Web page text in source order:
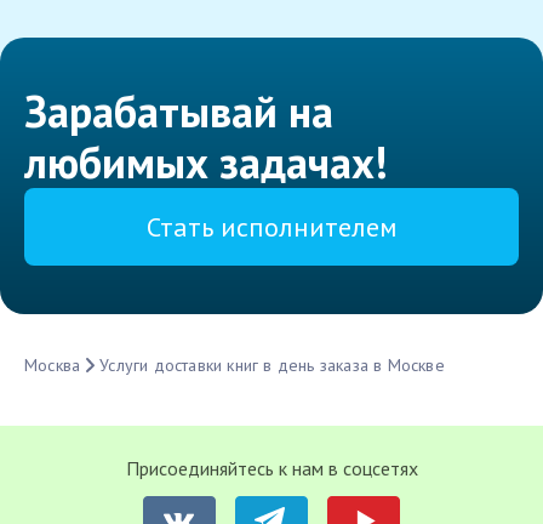
Зарабатывай на
любимых задачах!
Стать исполнителем
Москва Услуги доставки книг в день заказа в Москве
Присоединяйтесь к нам в соцсетях